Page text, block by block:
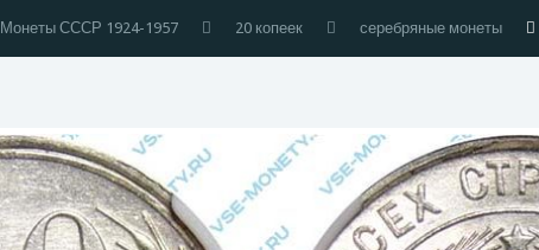
Монеты СССР 1924-1957 20 копеек серебряные монеты